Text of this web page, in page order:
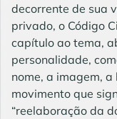
decorrente de sua
privado, o Código
capítulo ao tema,
personalidade,
nome, a imagem,
movimento que
“reelaboração da